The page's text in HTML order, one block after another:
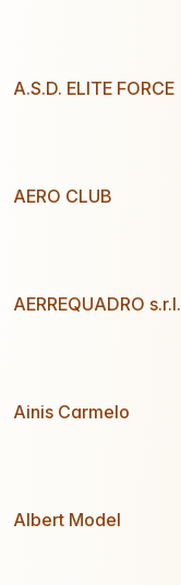
A.S.D. ELITE FORCE
AERO CLUB
AERREQUADRO s.r.l.
Ainis Carmelo
Albert Model